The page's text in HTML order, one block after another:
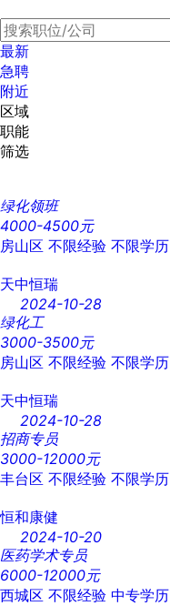
最新
急聘
附近
区域
职能
筛选
绿化领班
4000-4500元
房山区 不限经验 不限学历
天中恒瑞
2024-10-28
绿化工
3000-3500元
房山区 不限经验 不限学历
天中恒瑞
2024-10-28
招商专员
3000-12000元
丰台区 不限经验 不限学历
恒和康健
2024-10-20
医药学术专员
6000-12000元
西城区 不限经验 中专学历